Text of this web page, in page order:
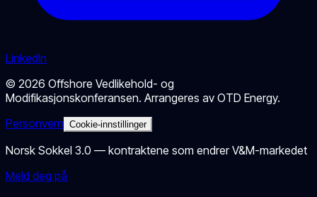
LinkedIn
© 2026 Offshore Vedlikehold- og
Modifikasjonskonferansen. Arrangeres av OTD Energy.
Personvern Cookie-innstillinger
Norsk Sokkel 3.0 — kontraktene som endrer V&M-markedet
Meld deg på